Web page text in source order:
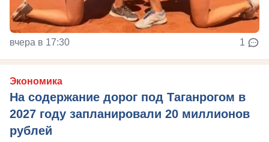
вчера в 17:30 1
Экономика
На содержание дорог под Таганрогом в
2027 году запланировали 20 миллионов
рублей